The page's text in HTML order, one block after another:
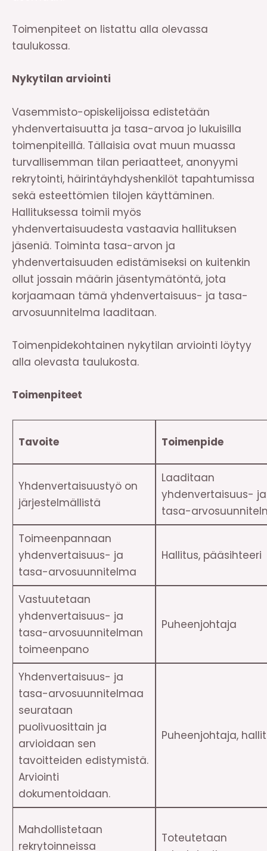
Toimenpiteet on listattu alla olevassa
taulukossa.
Nykytilan arviointi
Vasemmisto-opiskelijoissa edistetään
yhdenvertaisuutta ja tasa-arvoa jo lukuisilla
toimenpiteillä. Tällaisia ovat muun muassa
turvallisemman tilan periaatteet, anonyymi
rekrytointi, häirintäyhdyshenkilöt tapahtumissa
sekä esteettömien tilojen käyttäminen.
Hallituksessa toimii myös
yhdenvertaisuudesta vastaavia hallituksen
jäseniä. Toiminta tasa-arvon ja
yhdenvertaisuuden edistämiseksi on kuitenkin
ollut jossain määrin jäsentymätöntä, jota
korjaamaan tämä yhdenvertaisuus- ja tasa-
arvosuunnitelma laaditaan.
Toimenpidekohtainen nykytilan arviointi löytyy
alla olevasta taulukosta.
Toimenpiteet
Tavoite Toimenpide
Yhdenvertaisuustyö on
järjestelmällistä
Laaditaan
yhdenvertaisuus- ja
tasa-
Toimeenpannaan
yhdenvertaisuus- ja
tasa-arvosuunnitelma
Hallitus, pääsihteeri
Vastuutetaan
yhdenvertaisuus- ja
tasa-arvosuunnitelman
toimeenpano
Puheenjohtaja
Yhdenvertaisuus- ja
tasa-arvosuunnitelmaa
seurataan
puolivuosittain ja
arvioidaan sen
tavoitteiden edistymistä.
Arviointi
dokumentoidaan.
Puheenjohtaja,
Mahdollistetaan
rekrytoinneissa
Toteutetaan